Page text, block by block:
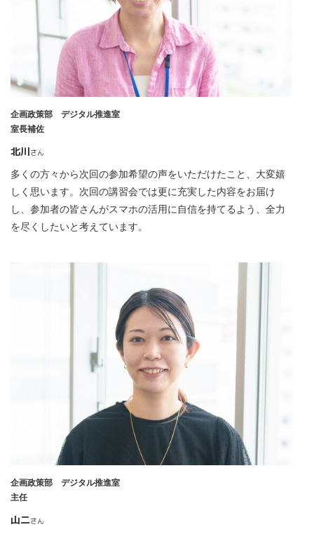
企画政策部 デジタル推進室
室長補佐
北川さん
多くの方々から次回の参加希望の声をいただけたこと、大変嬉
しく思います。次回の講習会では更に充実した内容をお届け
し、参加者の皆さんがスマホの活用に自信を持てるよう、全力
を尽くしたいと考えています。
企画政策部 デジタル推進室
主任
山二さん